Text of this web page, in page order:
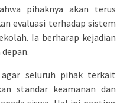
pihaknya akan terus
evaluasi terhadap sistem
Ia berharap kejadian
seluruh pihak terkait
standar keamanan dan